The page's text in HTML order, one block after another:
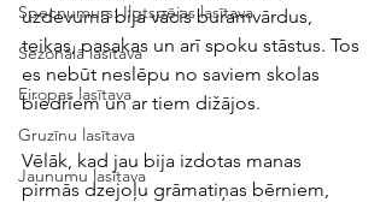
Specnumurs: Ilgtspējas lasītava
Sezonālā lasītava
Eiropas lasītava
Gruzīnu lasītava
Jaunumu lasītava
uzdevumā bija vācis buramvārdus,
teikas, pasakas un arī spoku stāstus. Tos
es nebūt neslēpu no saviem skolas
biedriem un ar tiem dižājos.
Vēlāk, kad jau bija izdotas manas
pirmās dzejoļu grāmatiņas bērniem,